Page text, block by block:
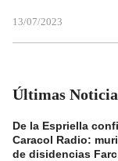
13/07/2023
Últimas
De la Espriella
Caracol Radio:
de disidencias Farc